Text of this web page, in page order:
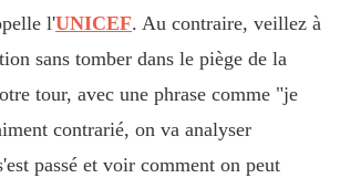
l'UNICEF. Au contraire, veillez à
sans tomber dans le piège de la
tour, avec une phrase comme "je
contrarié, on va analyser
passé et voir comment on peut